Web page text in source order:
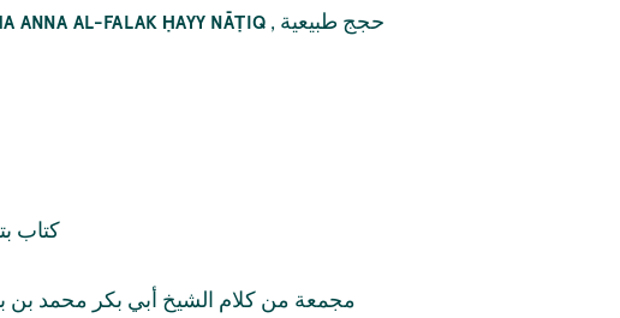
ANNA AL-FALAK ḤAYY NĀṬIQ , حجج طبيعية
كتاب
مجمعة من كلام الشيخ أبي بكر محمد بن